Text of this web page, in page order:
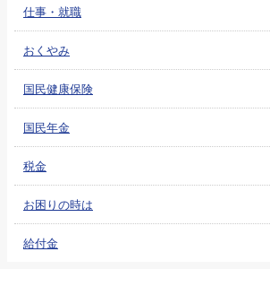
仕事・就職
おくやみ
国民健康保険
国民年金
税金
お困りの時は
給付金